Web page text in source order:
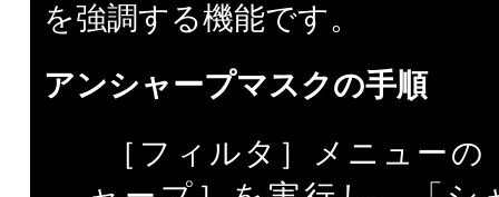
を強調する機能です。
アンシャープマスクの手順
［フィルタ］メニューの